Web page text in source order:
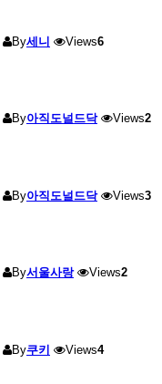
By세니 Views6
By아직도널드닥 Views2
By아직도널드닥 Views3
By서울사랑 Views2
By쿠키 Views4